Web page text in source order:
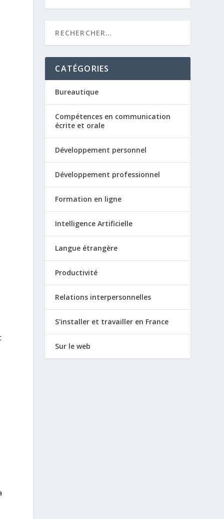
CATÉGORIES
Bureautique
Compétences en communication
écrite et orale
Développement personnel
Développement professionnel
Formation en ligne
Intelligence Artificielle
Langue étrangère
Productivité
Relations interpersonnelles
S'installer et travailler en France
Sur le web